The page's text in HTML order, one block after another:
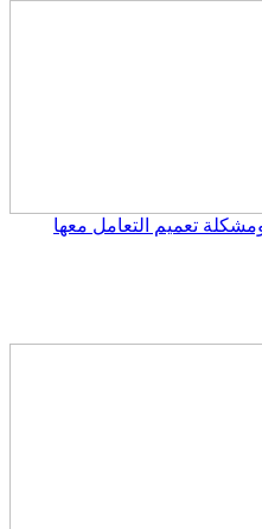
تعميم التعامل معها